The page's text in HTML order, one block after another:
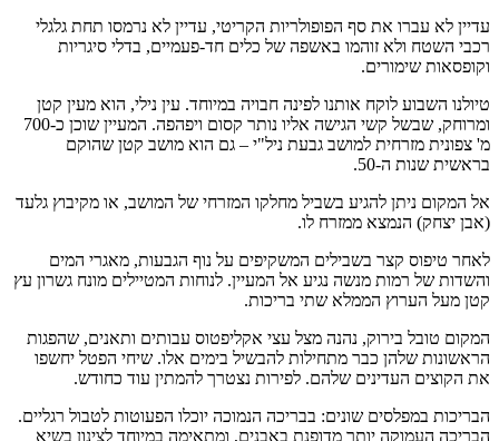
עדיין לא עברו את סף הפופולריות הקריטי, עדיין לא נרמסו תחת גלגלי
רכבי השטח ולא זוהמו באשפה של כלים חד-פעמיים, בדלי סיגריות
וקופסאות שימורים.
טיולנו השבוע לוקח אותנו לפינה חבויה במיוחד. עין נילי, הוא מעין קטן
ומרוחק, שבשל קשי הגישה אליו נותר קסום ויפהפה. המעיין שוכן כ-700
מ' צפונית מזרחית למושב גבעת ניל"י – גם הוא מושב קטן שהוקם
בראשית שנות ה-50.
אל המקום ניתן להגיע בשביל מחלקו המזרחי של המושב, או מקיבוץ גלעד
(אבן יצחק) הנמצא ממזרח לו.
לאחר טיפוס קצר בשבילים המשקיפים על נוף הגבעות, מאגרי המים
והשדות של רמות מנשה נגיע אל המעיין. לנוחות המטיילים מונח גשרון עץ
קטן מעל הערוץ הממלא שתי בריכות.
המקום טובל בירוק, נהנה מצל עצי אקליפטוס עבותים ותאנים, שהפגות
הראשונות שלהן כבר מתחילות להבשיל בימים אלו. שיחי הפטל יחשפו
את הקוצים העדינים שלהם. לפירות נצטרך להמתין עוד כחודש.
הבריכות במפלסים שונים: בבריכה הנמוכה יוכלו הפעוטות לטבול רגליים.
הבריכה העמוקה יותר מדופנת באבנים, ומתאימה במיוחד לצינון בשיא